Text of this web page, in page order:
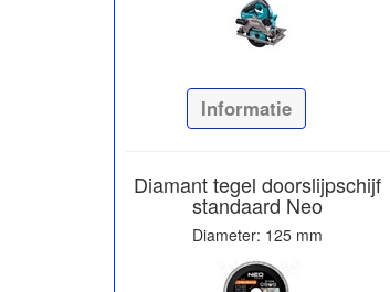
Informatie
Diamant tegel doorslijpschijf
standaard Neo
Diameter: 125 mm